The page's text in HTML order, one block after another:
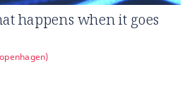
happens when it goes